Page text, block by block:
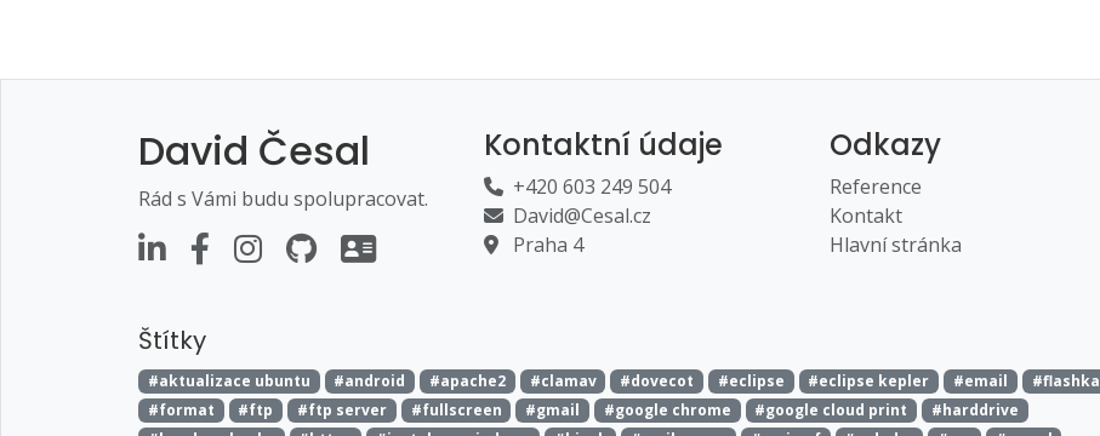
David Česal
Rád s Vámi budu spolupracovat.
Kontaktní údaje
+420 603 249 504
David@Cesal.cz
Praha 4
Odkazy
Reference
Kontakt
Hlavní stránka
Štítky
#aktualizace ubuntu #android #apache2 #clamav #dovecot #eclipse #eclipse kepler #email
#flashka
#format
#ftp #ftp server #fullscreen #gmail #google chrome #google cloud print
#harddrive